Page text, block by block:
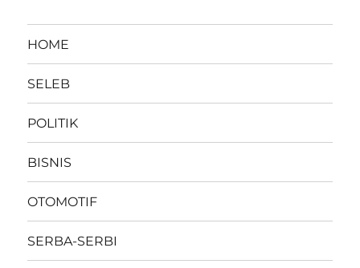
HOME
SELEB
POLITIK
BISNIS
OTOMOTIF
SERBA-SERBI